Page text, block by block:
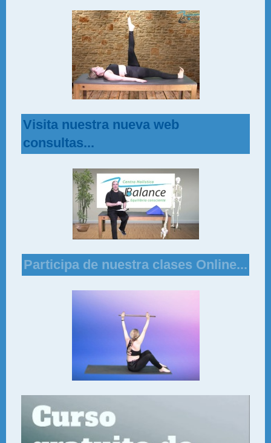
Visita nuestra nueva web
consultas...
Participa de nuestra clases Online...